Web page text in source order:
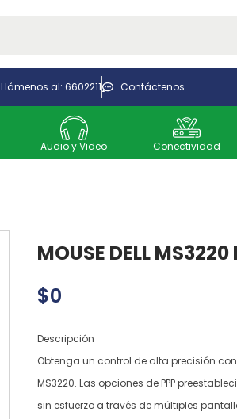
Llámenos al: 6602211 Contáctenos
Audio y Video Conectividad
MOUSE DELL MS3220
$0
Descripción
Obtenga un control de alta precisión
MS3220. Las opciones de PPP
sin esfuerzo a través de múltiples